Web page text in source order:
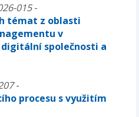
015-
témat z oblasti
v
společnosti a
-
procesu s využitím